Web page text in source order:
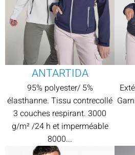
ANTARTIDA
95% polyester/ 5%
élasthanne. Tissu contrecollé
3 couches respirant. 3000
g/m² /24 h et imperméable
8000...